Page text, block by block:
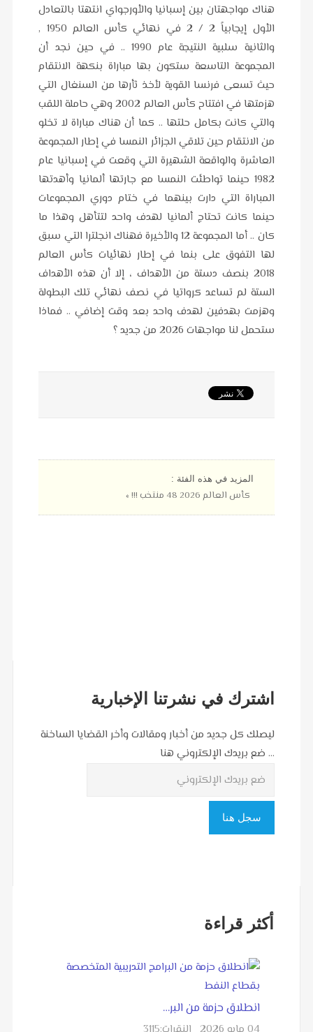
هناك مواجهتان بين إسبانيا والأورجواي انتهتا بالتعادل
الأول إيجابياً 2 / 2 في نهائي كأس العالم 1950 ,
والثانية سلبية النتيجة عام 1990 .. في حين نجد أن
المجموعة التاسعة ستكون بها مباراة بنكهة الانتقام
حيث تسعى فرنسا القوية لأخذ ثأرها من السنغال التي
هزمتها في افتتاح كأس العالم 2002 وهي حاملة اللقب
والتي كانت بكامل حلتها .. كما أن هناك مباراة لا تخلو
من الانتقام حين تلاقي الجزائر النمسا في إطار المجموعة
العاشرة والواقعة الشهيرة التي وقعت في إسبانيا عام
1982 حينما تواطئت النمسا مع جارتها ألمانيا وأهدتها
المباراة التي دارت بينهما في ختام دوري المجموعات
حينما كانت تحتاج ألمانيا لهدف واحد لتتأهل وهذا ما
كان .. أما المجموعة 12 والأخيرة فهناك انجلترا التي سبق
لها التفوق على بنما في إطار نهائيات كأس العالم
2018 بنصف دستة من الأهداف ، إلا أن هذه الأهداف
الستة لم تساعد كرواتيا في نصف نهائي تلك البطولة
وهزمت بهدفين لهدف واحد بعد وقت إضافي .. فماذا
ستحمل لنا مواجهات 2026 من جديد ؟
المزيد في هذه الفئة :
كأس العالم 2026 48 منتخب !!! »
اشترك في نشرتنا الإخبارية
ليصلك كل جديد من أخبار ومقالات وأخر القضايا الساخنة
... ضع بريدك الإلكتروني هنا
أكثر قراءة
انطلاق حزمة من البر…